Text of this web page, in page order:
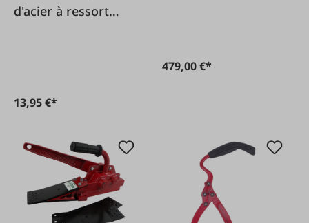
d'acier à ressort
13,95 €*
479,00 €*